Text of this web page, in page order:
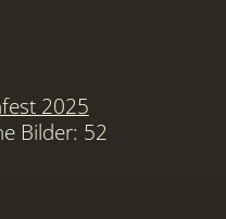
2025
Bilder: 52